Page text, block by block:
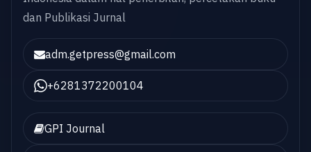
dan Publikasi Jurnal
adm.getpress@gmail.com
+6281372200104
GPI Journal